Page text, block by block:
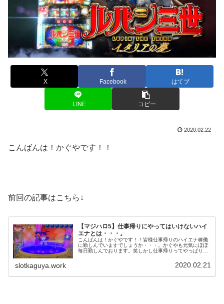
X Facebook はてブ
LINE コピー
2020.02.22
こんばんは！かぐやです！！
前回の記事はこちら↓
【マジハロ5】仕事帰りにやってはいけないハイ
エナとは・・・。
こんばんは！かぐやです！！皆様仕事帰りのハイエナ稼働
に勤しんでいますでしょうか・・・。かぐやも元気にほぼ
毎日勤しんでおります。笑しかし仕事帰りってやっぱり時
slotkaguya.work 2020.02.21